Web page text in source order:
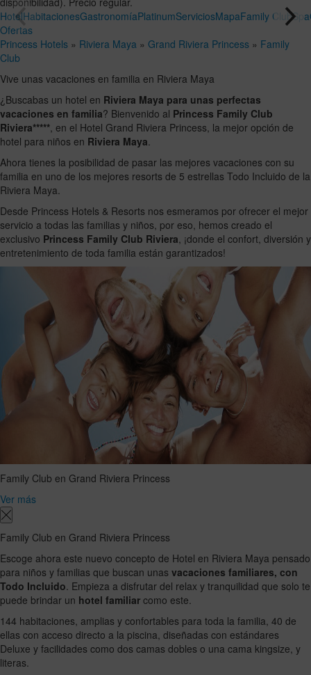
HotelHabitacionesGastronomíaPlatinumServiciosMapaFamily ClubSpa
Ofertas
Princess Hotels » Riviera Maya » Grand Riviera Princess » Family
Club
Vive unas vacaciones en familia en Riviera Maya
¿Buscabas un hotel en Riviera Maya para unas perfectas
vacaciones en familia? Bienvenido al Princess Family Club
Riviera*****, en el Hotel Grand Riviera Princess, la mejor opción de
hotel para niños en Riviera Maya.
Ahora tienes la posibilidad de pasar las mejores vacaciones con su
familia en uno de los mejores resorts de 5 estrellas Todo Incluido de la
Riviera Maya.
Desde Princess Hotels & Resorts nos esmeramos por ofrecer el mejor
servicio a todas las familias y niños, por eso, hemos creado el
exclusivo Princess Family Club Riviera, ¡donde el confort, diversión y
entretenimiento de toda familia están garantizados!
Family Club en Grand Riviera Princess
Ver más
Family Club en Grand Riviera Princess
Escoge ahora este nuevo concepto de Hotel en Riviera Maya pensado
para niños y familias que buscan unas vacaciones familiares, con
Todo Incluido . Empieza a disfrutar del relax y tranquilidad que solo te
puede brindar un hotel familiar como este.
144 habitaciones, amplias y confortables para toda la familia, 40 de
ellas con acceso directo a la piscina, diseñadas con estándares
Deluxe y facilidades como dos camas dobles o una cama kingsize, y
literas.